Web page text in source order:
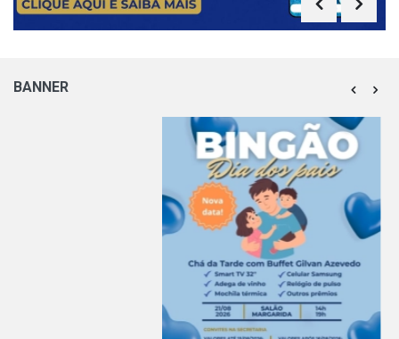
BANNER